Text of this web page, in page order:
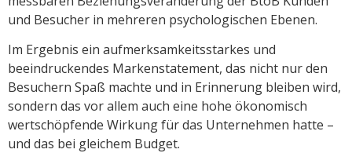
und Besucher in mehreren psychologischen Ebenen.
Im Ergebnis ein aufmerksamkeitsstarkes und
beeindruckendes Markenstatement, das nicht nur den
Besuchern Spaß machte und in Erinnerung bleiben wird,
sondern das vor allem auch eine hohe ökonomisch
wertschöpfende Wirkung für das Unternehmen hatte –
und das bei gleichem Budget.